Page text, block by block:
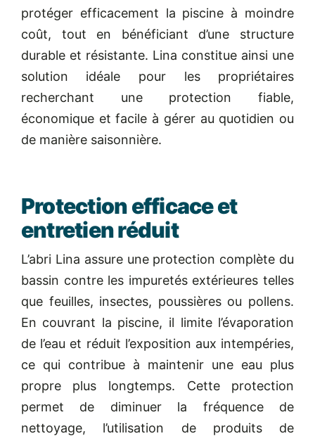
protéger efficacement la piscine à moindre
coût, tout en bénéficiant d’une structure
durable et résistante. Lina constitue ainsi une
solution idéale pour les propriétaires
recherchant une protection fiable,
économique et facile à gérer au quotidien ou
de manière saisonnière.
Protection efficace et
entretien réduit
L’abri Lina assure une protection complète du
bassin contre les impuretés extérieures telles
que feuilles, insectes, poussières ou pollens.
En couvrant la piscine, il limite l’évaporation
de l’eau et réduit l’exposition aux intempéries,
ce qui contribue à maintenir une eau plus
propre plus longtemps. Cette protection
permet de diminuer la fréquence de
nettoyage, l’utilisation de produits de